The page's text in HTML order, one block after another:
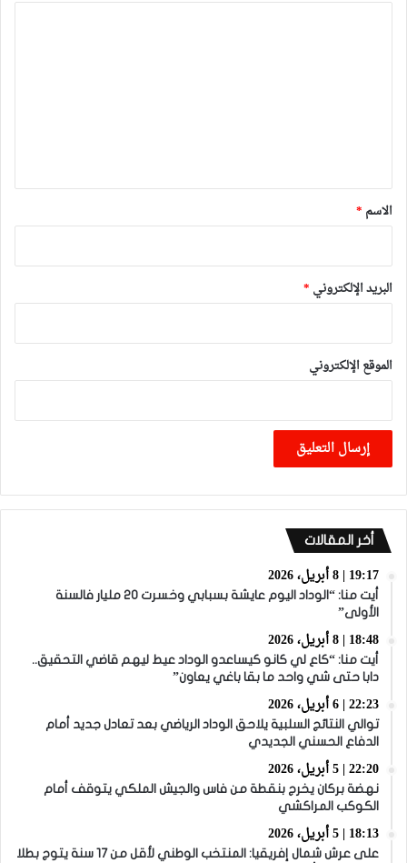
*
الاسم *
البريد الإلكتروني *
الموقع الإلكتروني
أخر المقالات
19:17 | 8 أبريل، 2026
أيت منا: “الوداد اليوم عايشة بسبابي وخسرت 20 مليار فالسنة
الأولى”
18:48 | 8 أبريل، 2026
أيت منا: “كاع لي كانو كيساعدو الوداد عيط ليهم قاضي التحقيق..
دابا حتى شي واحد ما بقا باغي يعاون”
22:23 | 6 أبريل، 2026
توالي النتائج السلبية يلاحق الوداد الرياضي بعد تعادل جديد أمام
الدفاع الحسني الجديدي
22:20 | 5 أبريل، 2026
نهضة بركان يخرج بنقطة من فاس والجيش الملكي يتوقف أمام
الكوكب المراكشي
18:13 | 5 أبريل، 2026
على عرش شمال إفريقيا: المنتخب الوطني لأقل من 17 سنة يتوج بطلا